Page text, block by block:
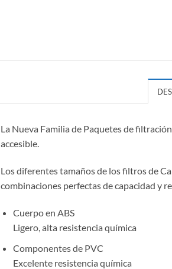
La Nueva Familia de Paquetes de
accesible.
Los diferentes tamaños de los filtros de
combinaciones perfectas de capacidad y
Cuerpo en ABS
Ligero, alta resistencia química
Componentes de PVC
Excelente resistencia química